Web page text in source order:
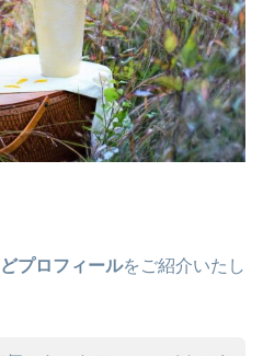
プロフィールをご紹介いたし